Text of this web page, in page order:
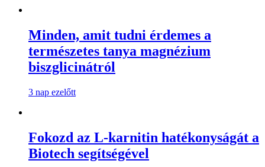
Minden, amit tudni érdemes a
természetes tanya magnézium
biszglicinátról
3 nap ezelőtt
Fokozd az L-karnitin hatékonyságát a
Biotech segítségével